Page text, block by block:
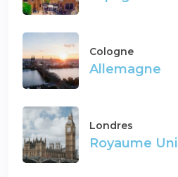
Cologne
Allemagne
Londres
Royaume Uni